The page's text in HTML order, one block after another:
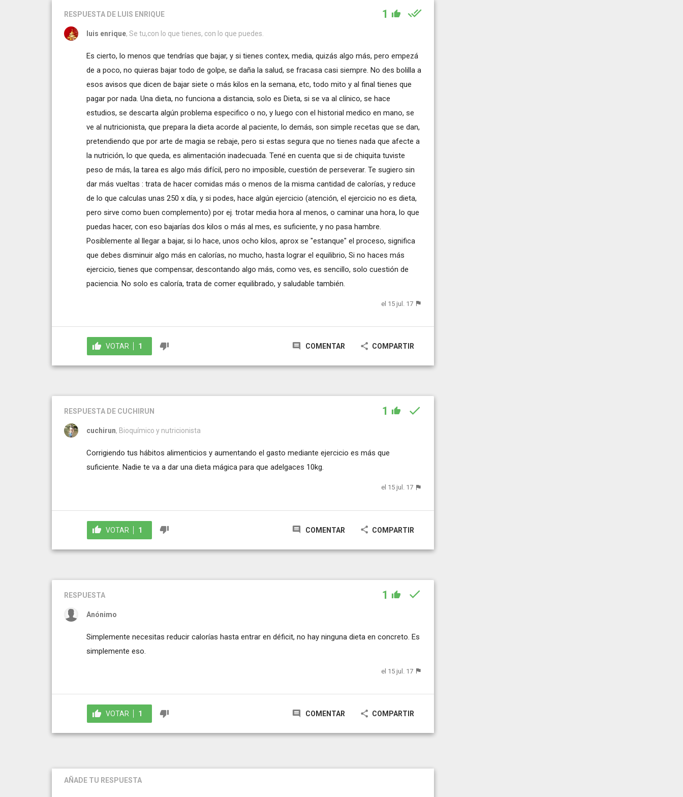
RESPUESTA DE LUIS ENRIQUE 1
luis enrique, Se tu,con lo que tienes, con lo que puedes.
Es cierto, lo menos que tendrías que bajar, y si tienes contex, media, quizás algo más, pero empezá
de a poco, no quieras bajar todo de golpe, se daña la salud, se fracasa casi siempre. No des bolilla a
esos avisos que dicen de bajar siete o más kilos en la semana, etc, todo mito y al final tienes que
pagar por nada. Una dieta, no funciona a distancia, solo es Dieta, si se va al clínico, se hace
estudios, se descarta algún problema especifico o no, y luego con el historial medico en mano, se
ve al nutricionista, que prepara la dieta acorde al paciente, lo demás, son simple recetas que se dan,
pretendiendo que por arte de magia se rebaje, pero si estas segura que no tienes nada que afecte a
la nutrición, lo que queda, es alimentación inadecuada. Tené en cuenta que si de chiquita tuviste
peso de más, la tarea es algo más difícil, pero no imposible, cuestión de perseverar. Te sugiero sin
dar más vueltas : trata de hacer comidas más o menos de la misma cantidad de calorías, y reduce
de lo que calculas unas 250 x día, y si podes, hace algún ejercicio (atención, el ejercicio no es dieta,
pero sirve como buen complemento) por ej. trotar media hora al menos, o caminar una hora, lo que
puedas hacer, con eso bajarías dos kilos o más al mes, es suficiente, y no pasa hambre.
Posiblemente al llegar a bajar, si lo hace, unos ocho kilos, aprox se "estanque" el proceso, significa
que debes disminuir algo más en calorías, no mucho, hasta lograr el equilibrio, Si no haces más
ejercicio, tienes que compensar, descontando algo más, como ves, es sencillo, solo cuestión de
paciencia. No solo es caloría, trata de comer equilibrado, y saludable también.
el 15 jul. 17
VOTAR 1 COMENTAR COMPARTIR
RESPUESTA DE CUCHIRUN 1
cuchirun, Bioquímico y nutricionista
Corrigiendo tus hábitos alimenticios y aumentando el gasto mediante ejercicio es más que
suficiente. Nadie te va a dar una dieta mágica para que adelgaces 10kg.
el 15 jul. 17
VOTAR 1 COMENTAR COMPARTIR
RESPUESTA 1
Anónimo
Simplemente necesitas reducir calorías hasta entrar en déficit, no hay ninguna dieta en concreto. Es
simplemente eso.
el 15 jul. 17
VOTAR 1 COMENTAR COMPARTIR
AÑADE TU RESPUESTA